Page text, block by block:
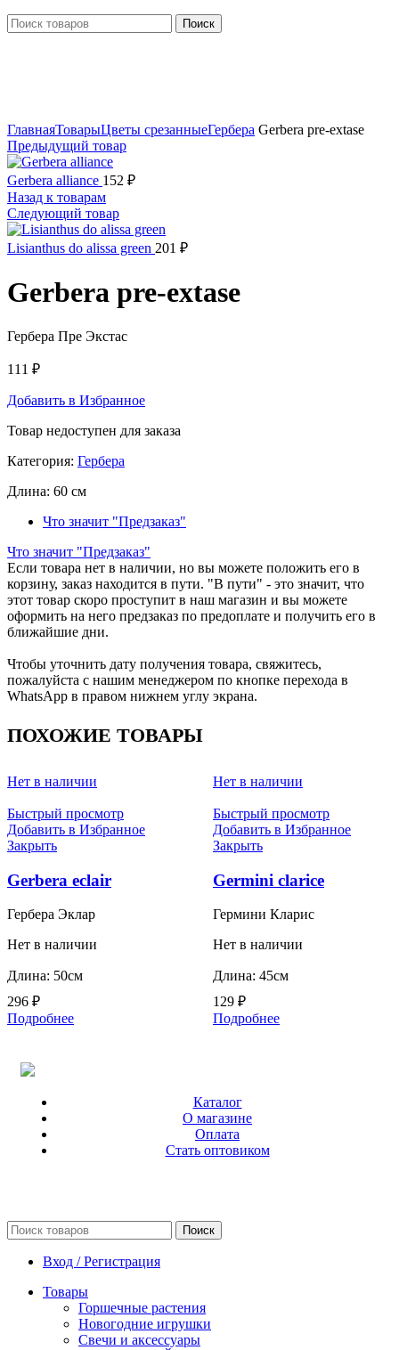
Поиск
ГлавнаяТоварыЦветы срезанныеГербера Gerbera pre-extase
Предыдущий товар
Gerbera alliance 152 ₽
Назад к товарам
Следующий товар
Lisianthus do alissa green 201 ₽
Gerbera pre-extase
Гербера Пре Экстас
111 ₽
Добавить в Избранное
Товар недоступен для заказа
Категория: Гербера
Длина: 60 см
Что значит "Предзаказ"
Что значит "Предзаказ"
Если товара нет в наличии, но вы можете положить его в
корзину, заказ находится в пути. "В пути" - это значит, что
этот товар скоро проступит в наш магазин и вы можете
оформить на него предзаказ по предоплате и получить его в
ближайшие дни.
Чтобы уточнить дату получения товара, свяжитесь,
пожалуйста с нашим менеджером по кнопке перехода в
WhatsApp в правом нижнем углу экрана.
ПОХОЖИЕ ТОВАРЫ
Нет в наличии
Быстрый просмотр
Добавить в Избранное
Закрыть
Gerbera eclair
Гербера Эклар
Нет в наличии
Длина: 50см
296 ₽
Подробнее
Нет в наличии
Быстрый просмотр
Добавить в Избранное
Закрыть
Germini clarice
Гермини Кларис
Нет в наличии
Длина: 45см
129 ₽
Подробнее
Каталог
О магазине
Оплата
Стать оптовиком
Поиск
Вход / Регистрация
Товары
Горшечные растения
Новогодние игрушки
Свечи и аксессуары